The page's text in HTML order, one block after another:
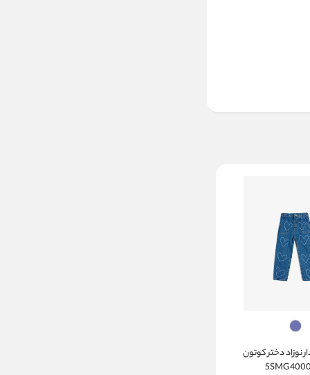
نوزاد دختر کوتون